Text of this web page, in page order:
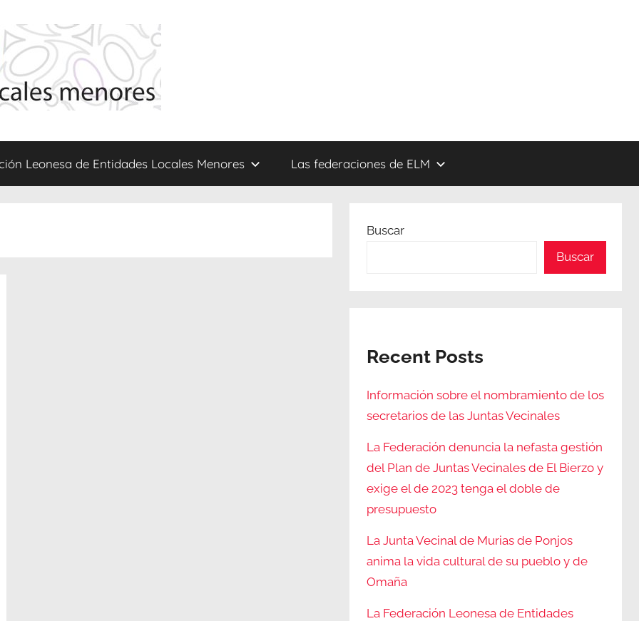
Leonesa de Entidades Locales Menores Las federaciones de ELM
Buscar
Buscar
Recent Posts
Información sobre el nombramiento de los
secretarios de las Juntas Vecinales
La Federación denuncia la nefasta gestión
del Plan de Juntas Vecinales de El Bierzo y
exige el de 2023 tenga el doble de
presupuesto
La Junta Vecinal de Murias de Ponjos
anima la vida cultural de su pueblo y de
Omaña
La Federación Leonesa de Entidades